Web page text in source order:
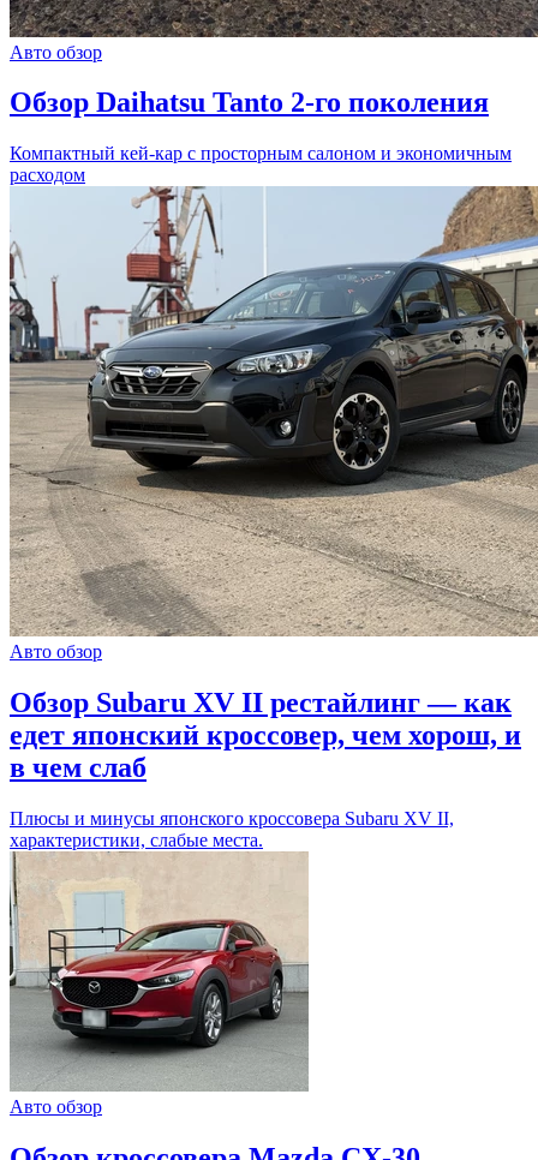
Авто обзор
Обзор Daihatsu Tanto 2-го поколения
Компактный кей-кар с просторным салоном и экономичным
расходом
Авто обзор
Обзор Subaru XV II рестайлинг — как
едет японский кроссовер, чем хорош, и
в чем слаб
Плюсы и минусы японского кроссовера Subaru XV II,
характеристики, слабые места.
Авто обзор